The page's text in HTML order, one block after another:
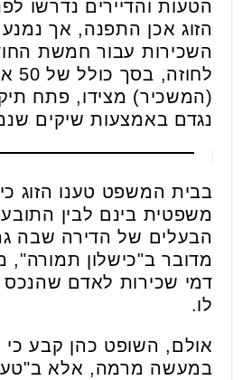
הטעות והדיירים נדרשו
הזוג אכן התפנה, אך
השכירות עבור חמשת
(המשכיר) מצידו, פתח
נגדם באמצעות שיקים
בבית המשפט טענו הזוג כי
משפטית בינם לבין
הבעלים של הדירה שבה
מדובר ב"כישלון
דמי שכירות לאדם שהנכס
לו.
אולם, השופט כהן קבע כי
במעשה מרמה, אלא